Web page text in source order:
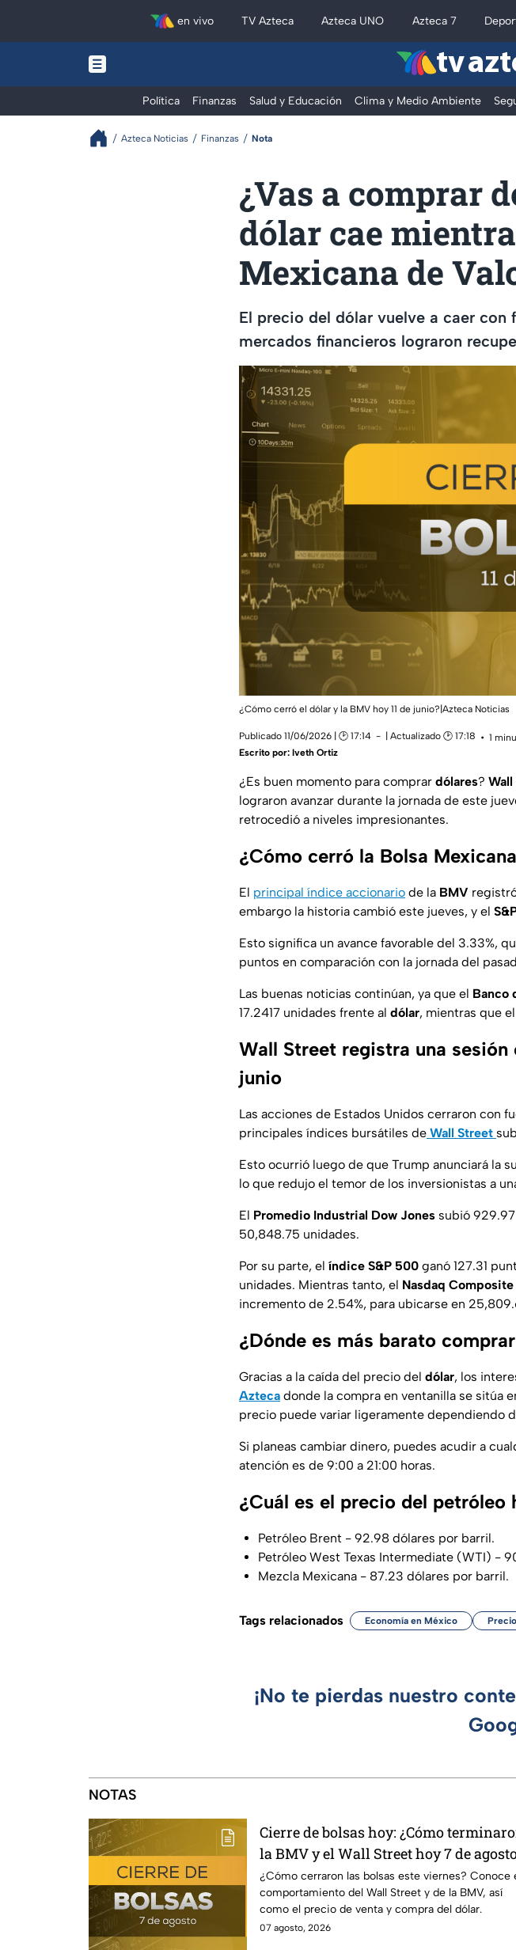
en vivo TV Azteca Azteca UNO Azteca 7
tv
Política Finanzas Salud y Educación Clima y Medio Ambiente
Azteca Noticias Finanzas Nota
¿Vas a comprar
dólar cae
Mexicana de
El precio del dólar vuelve a caer con
mercados financieros lograron
¿Cómo cerró el dólar y la BMV hoy 11 de junio?|Azteca Noticias
Publicado 11/06/2026 | 🕑 17:14 | Actualizado 🕑 17:18
1
Escrito por: Iveth Ortiz
¿Es buen momento para comprar dólares?
lograron avanzar durante la jornada de este
retrocedió a niveles impresionantes.
¿Cómo cerró la Bolsa
El principal índice accionario de la BMV
embargo la historia cambió este jueves, y el
Esto significa un avance favorable del 3.33%,
puntos en comparación con la jornada del
Las buenas noticias continúan, ya que el Banco
17.2417 unidades frente al dólar, mientras que
Wall Street registra una sesión
junio
Las acciones de Estados Unidos cerraron con
principales índices bursátiles de Wall Street
Esto ocurrió luego de que Trump anunciará la
lo que redujo el temor de los inversionistas a
El Promedio Industrial Dow Jones subió
50,848.75 unidades.
Por su parte, el índice S&P 500 ganó 127.31
unidades. Mientras tanto, el Nasdaq Composite
incremento de 2.54%, para ubicarse en
¿Dónde es más barato
Gracias a la caída del precio del dólar, los
Azteca donde la compra en ventanilla se sitúa
precio puede variar ligeramente dependiendo
Si planeas cambiar dinero, puedes acudir a
atención es de 9:00 a 21:00 horas.
¿Cuál es el precio del petróleo
Petróleo Brent - 92.98 dólares por barril.
Petróleo West Texas Intermediate (WTI) -
Mezcla Mexicana - 87.23 dólares por barril.
Tags relacionados Economía en México
¡No te pierdas nuestro
NOTAS
Cierre de bolsas hoy: ¿Cómo
la BMV y el Wall Street hoy 7 de
¿Cómo cerraron las bolsas este viernes? Conoce
comportamiento del Wall Street y de la BMV, así
como el precio de venta y compra del dólar.
07 agosto, 2026